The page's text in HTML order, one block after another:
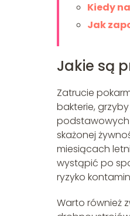
Kiedy
Jak
Jakie są
Zatrucie
bakterie,
podstawowych
skażonej
miesiącach
wystąpić po
ryzyko
Warto również